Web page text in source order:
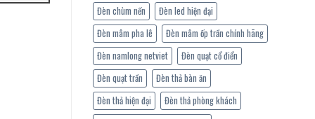
Đèn chùm nến
Đèn led hiện đại
Đèn mâm pha lê
Đèn mâm ốp trần chính hãng
Đèn namlong netviet
Đèn quạt cổ điển
Đèn quạt trần
Đèn thả bàn ăn
Đèn thả hiện đại
Đèn thả phòng khách